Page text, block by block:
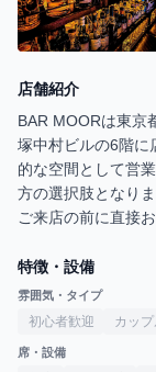
店舗紹介
BAR MOORは東京
塚中村ビルの6階に
的な空間として営
方の選択肢となり
ご来店の前に直接
特徴・設備
雰囲気・タイプ
初心者歓迎 カッ
席・設備